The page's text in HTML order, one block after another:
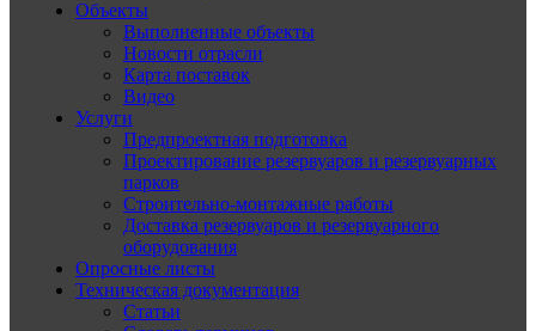
Объекты
Выполненные объекты
Новости отрасли
Карта поставок
Видео
Услуги
Предпроектная подготовка
Проектирование резервуаров и резервуарных
парков
Строительно-монтажные работы
Доставка резервуаров и резервуарного
оборудования
Опросные листы
Техническая документация
Статьи